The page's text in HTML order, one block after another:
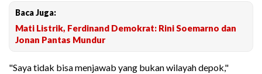
Baca Juga:
Mati Listrik, Ferdinand Demokrat: Rini Soemarno dan
Jonan Pantas Mundur
"Saya tidak bisa menjawab yang bukan wilayah depok,"